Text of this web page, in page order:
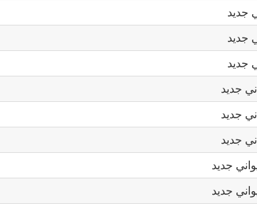
جديد
جديد
جديد
جديد
جديد
جديد
جديد
جديد